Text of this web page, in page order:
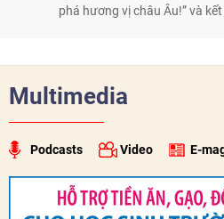
phá hương vị châu Âu!” và
Multimedia
Podcasts Video E-